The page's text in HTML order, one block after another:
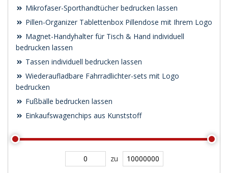
Mikrofaser-Sporthandtücher bedrucken lassen
Pillen-Organizer Tablettenbox Pillendose mit Ihrem Logo
Magnet-Handyhalter für Tisch & Hand individuell
bedrucken lassen
Tassen individuell bedrucken lassen
Wiederaufladbare Fahrradlichter-sets mit Logo
bedrucken
Fußbälle bedrucken lassen
Einkaufswagenchips aus Kunststoff
zu